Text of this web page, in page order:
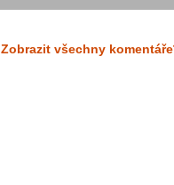
Zobrazit všechny komentáře